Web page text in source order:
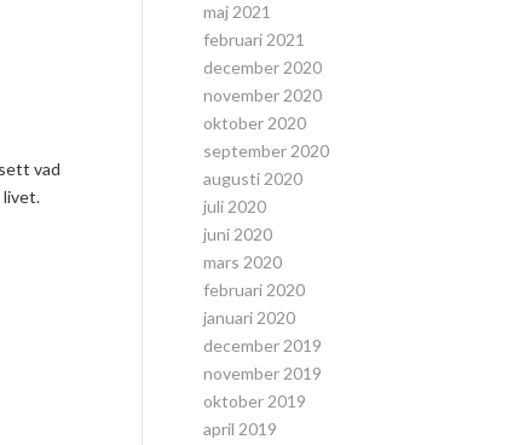
vad
livet.
maj 2021
februari 2021
december 2020
november 2020
oktober 2020
september 2020
augusti 2020
juli 2020
juni 2020
mars 2020
februari 2020
januari 2020
december 2019
november 2019
oktober 2019
april 2019